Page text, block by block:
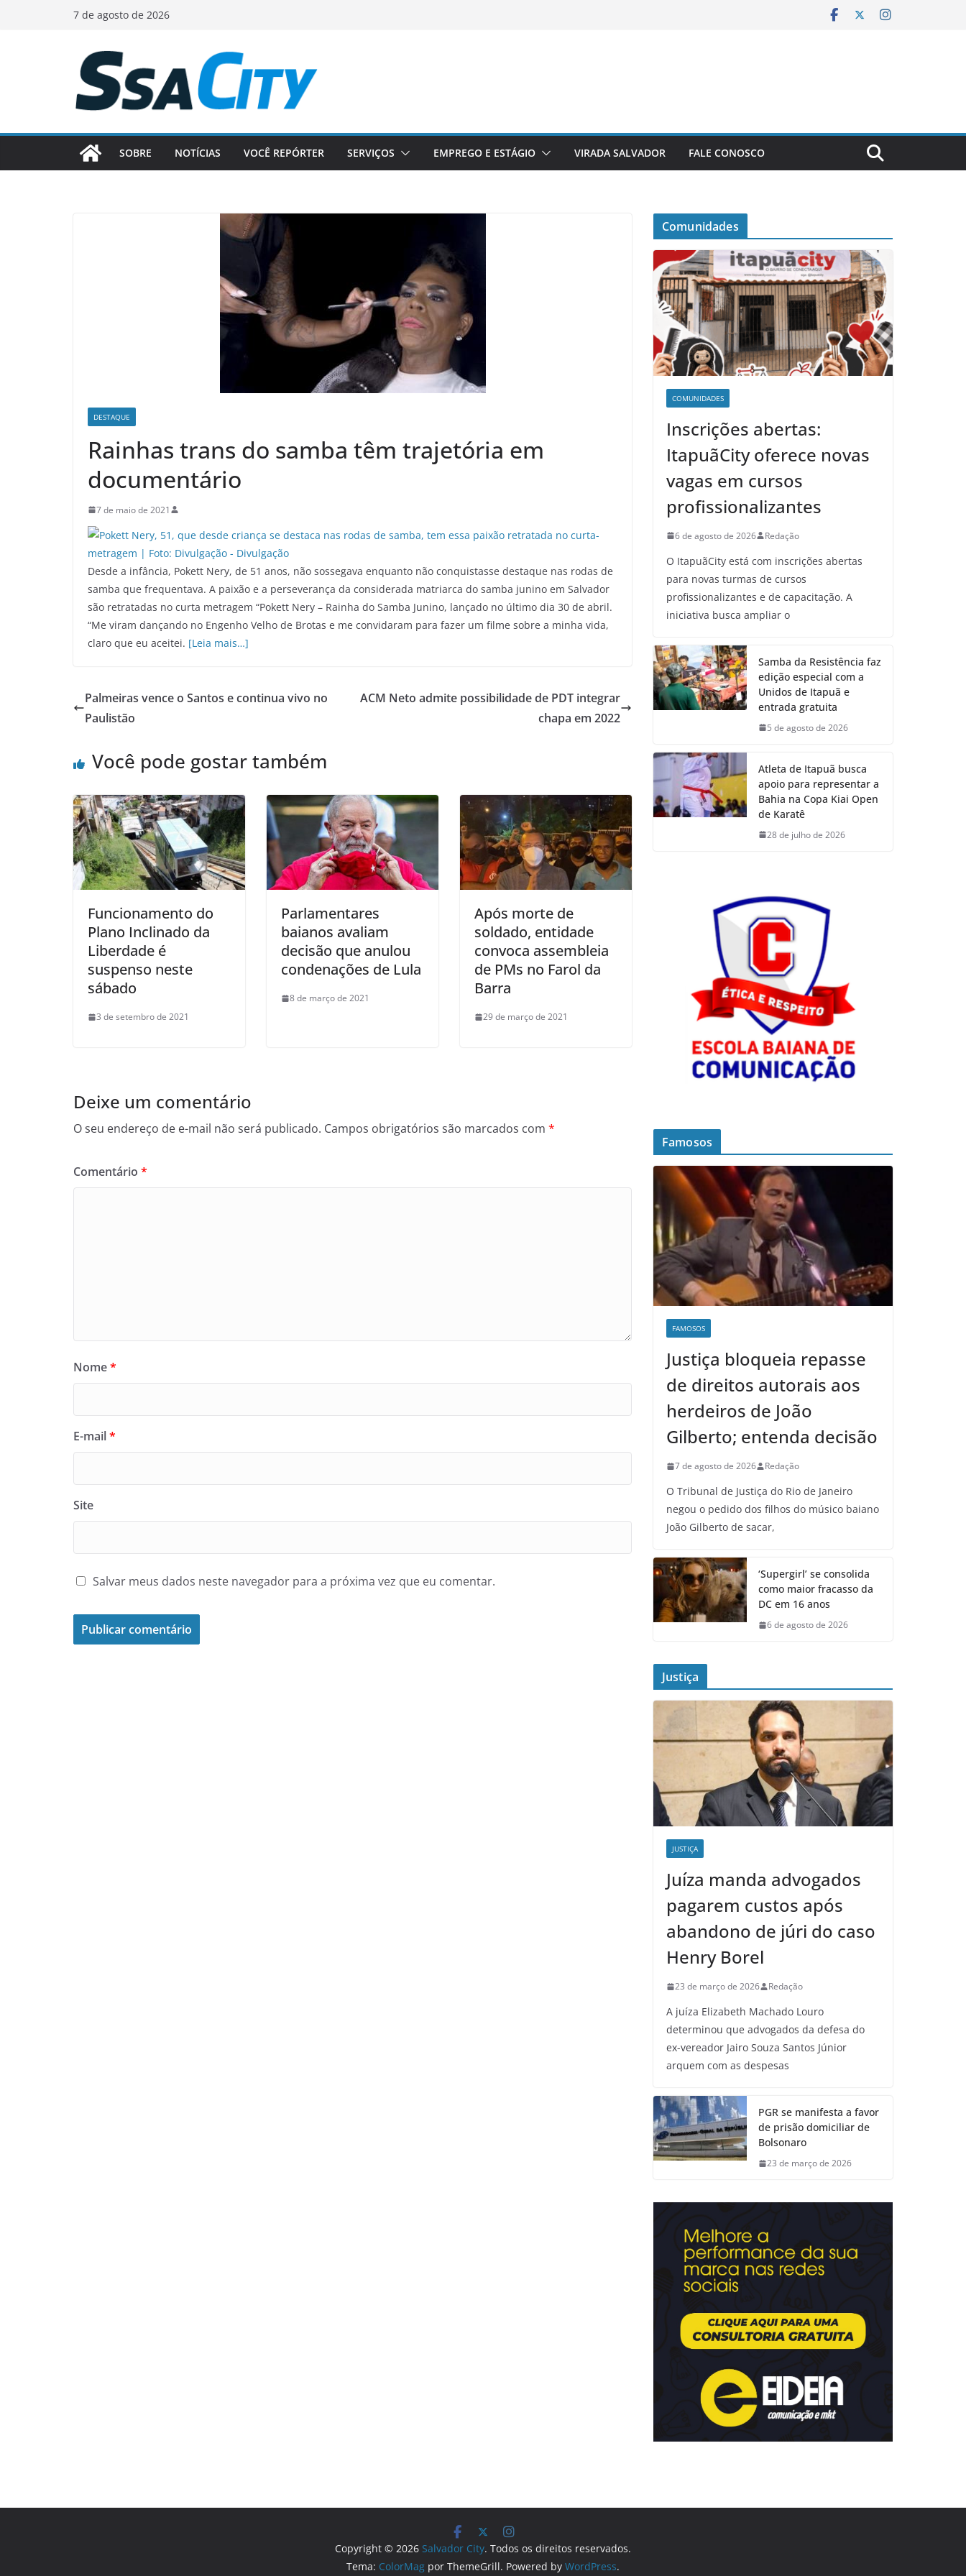
7 de agosto de 2026
SOBRE NOTÍCIAS VOCÊ REPÓRTER SERVIÇOS EMPREGO E ESTÁGIO VIRADA SALVADOR FALE CONOSCO
DESTAQUE
Rainhas trans do samba têm trajetória em
documentário
7 de maio de 2021
Desde a infância, Pokett Nery, de 51 anos, não sossegava enquanto não conquistasse destaque nas rodas de
samba que frequentava. A paixão e a perseverança da considerada matriarca do samba junino em Salvador
são retratadas no curta metragem “Pokett Nery – Rainha do Samba Junino, lançado no último dia 30 de abril.
“Me viram dançando no Engenho Velho de Brotas e me convidaram para fazer um filme sobre a minha vida,
claro que eu aceitei. [Leia mais…]
Palmeiras vence o Santos e continua vivo no
Paulistão
ACM Neto admite possibilidade de PDT integrar
chapa em 2022
Você pode gostar também
Funcionamento do
Plano Inclinado da
Liberdade é
suspenso neste
sábado
3 de setembro de 2021
Parlamentares
baianos avaliam
decisão que anulou
condenações de Lula
8 de março de 2021
Após morte de
soldado, entidade
convoca assembleia
de PMs no Farol da
Barra
29 de março de 2021
Deixe um comentário
O seu endereço de e-mail não será publicado. Campos obrigatórios são marcados com *
Comentário *
Nome*
E-mail*
Site
Salvar meus dados neste navegador para a próxima vez que eu comentar.
Comunidades
COMUNIDADES
Inscrições abertas:
ItapuãCity oferece novas
vagas em cursos
profissionalizantes
6 de agosto de 2026 Redação
O ItapuãCity está com inscrições abertas
para novas turmas de cursos
profissionalizantes e de capacitação. A
iniciativa busca ampliar o
Samba da Resistência faz
edição especial com a
Unidos de Itapuã e
entrada gratuita
5 de agosto de 2026
Atleta de Itapuã busca
apoio para representar a
Bahia na Copa Kiai Open
de Karatê
28 de julho de 2026
Famosos
FAMOSOS
Justiça bloqueia repasse
de direitos autorais aos
herdeiros de João
Gilberto; entenda decisão
7 de agosto de 2026 Redação
O Tribunal de Justiça do Rio de Janeiro
negou o pedido dos filhos do músico baiano
João Gilberto de sacar,
‘Supergirl’ se consolida
como maior fracasso da
DC em 16 anos
6 de agosto de 2026
Justiça
JUSTIÇA
Juíza manda advogados
pagarem custos após
abandono de júri do caso
Henry Borel
23 de março de 2026 Redação
A juíza Elizabeth Machado Louro
determinou que advogados da defesa do
ex-vereador Jairo Souza Santos Júnior
arquem com as despesas
PGR se manifesta a favor
de prisão domiciliar de
Bolsonaro
23 de março de 2026
Copyright © 2026 Salvador City. Todos os direitos reservados.
Tema: ColorMag por ThemeGrill. Powered by WordPress.